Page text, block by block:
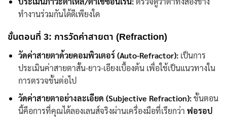
ทำงานร่วมกันได้ดีเพียงใด
ขั้นตอนที่ 3: การวัดค่าสายตา (Refraction)
วัดค่าสายตาด้วยคอมพิวเตอร์ (Auto-Refractor):เป็นการ
ประเมินค่าสายตาสั้น-ยาว-เอียงเบื้องต้น เพื่อใช้เป็นแนวทางใน
การตรวจขั้นต่อไป
วัดค่าสายตาอย่างละเอียด (Subjective Refraction):ขั้นตอน
นี้คือการที่คุณได้ลองเลนส์จริงผ่านเครื่องมือที่เรียกว่า ฟอรอป